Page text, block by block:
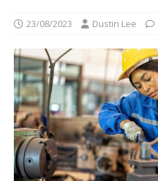
23/08/2023 Dustin Lee